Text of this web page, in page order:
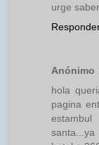
urge
Anónimo
hola
pagina